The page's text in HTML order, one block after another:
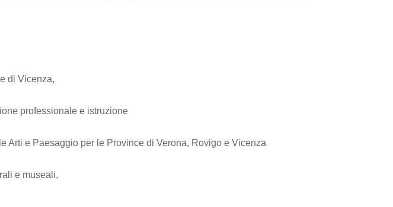
di Vicenza,
professionale e istruzione
Arti e Paesaggio per le Province di Verona, Rovigo e Vicenza
e museali,